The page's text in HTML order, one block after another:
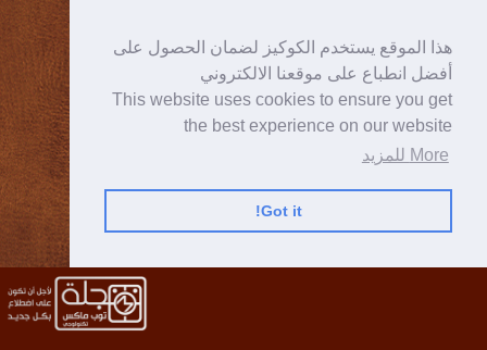
هذا الموقع يستخدم الكوكيز لضمان الحصول على
أفضل انطباع على موقعنا الالكتروني
This website uses cookies to ensure you get
the best experience on our website
More للمزيد
Got it!